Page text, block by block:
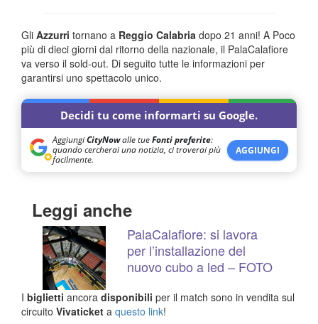
Gli Azzurri tornano a Reggio Calabria dopo 21 anni! A Poco
più di dieci giorni dal ritorno della nazionale, il PalaCalafiore
va verso il sold-out. Di seguito tutte le informazioni per
garantirsi uno spettacolo unico.
Decidi tu come informarti su Google.
AggiungiCityNowalle tueFonti preferite:
quando cercherai una notizia, ci troverai più
facilmente.
AGGIUNGI
Leggi anche
PalaCalafiore: si lavora
per l’installazione del
nuovo cubo a led – FOTO
I biglietti ancora disponibili per il match sono in vendita sul
circuito Vivaticket a questo link!